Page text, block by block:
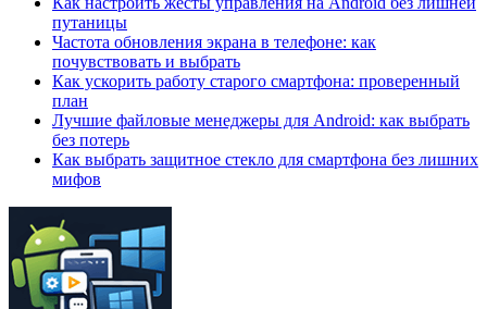
путаницы
Частота обновления экрана в телефоне: как
почувствовать и выбрать
Как ускорить работу старого смартфона: проверенный
план
Лучшие файловые менеджеры для Android: как выбрать
без потерь
Как выбрать защитное стекло для смартфона без лишних
мифов